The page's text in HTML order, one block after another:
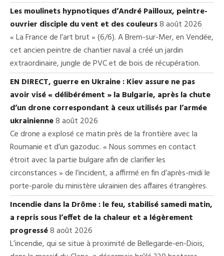
Les moulinets hypnotiques d’André Pailloux, peintre-
ouvrier disciple du vent et des couleurs8 août 2026
« La France de l’art brut » (6/6). A Brem-sur-Mer, en Vendée,
cet ancien peintre de chantier naval a créé un jardin
extraordinaire, jungle de PVC et de bois de récupération.
EN DIRECT, guerre en Ukraine : Kiev assure ne pas
avoir visé « délibérément » la Bulgarie, après la chute
d’un drone correspondant à ceux utilisés par l’armée
ukrainienne8 août 2026
Ce drone a explosé ce matin près de la frontière avec la
Roumanie et d’un gazoduc. « Nous sommes en contact
étroit avec la partie bulgare afin de clarifier les
circonstances » de l’incident, a affirmé en fin d’après-midi le
porte-parole du ministère ukrainien des affaires étrangères.
Incendie dans la Drôme : le feu, stabilisé samedi matin,
a repris sous l’effet de la chaleur et a légèrement
progressé8 août 2026
L’incendie, qui se situe à proximité de Bellegarde-en-Diois,